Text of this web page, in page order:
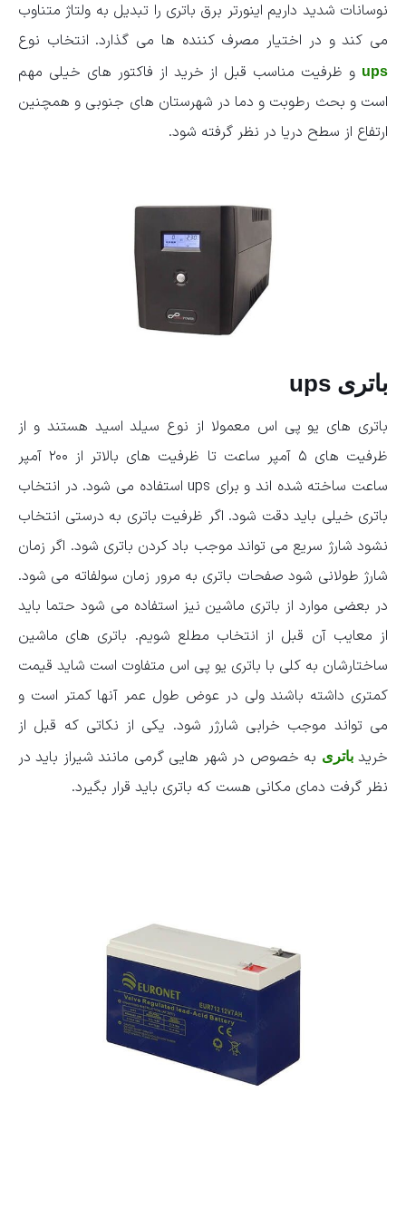
نوسانات شدید داریم اینورتر برق باتری را تبدیل به ولتاژ متناوب
می کند و در اختیار مصرف کننده ها می گذارد. انتخاب نوع
ups و ظرفیت مناسب قبل از خرید از فاکتور های خیلی مهم
است و بحث رطوبت و دما در شهرستان های جنوبی و همچنین
ارتفاع از سطح دریا در نظر گرفته شود.
باتری ups
باتری های یو پی اس معمولا از نوع سیلد اسید هستند و از
ظرفیت های ۵ آمپر ساعت تا ظرفیت های بالاتر از ۲۰۰ آمپر
ساعت ساخته شده اند و برای ups استفاده می شود. در انتخاب
باتری خیلی باید دقت شود. اگر ظرفیت باتری به درستی انتخاب
نشود شارژ سریع می تواند موجب باد کردن باتری شود. اگر زمان
شارژ طولانی شود صفحات باتری به مرور زمان سولفاته می شود.
در بعضی موارد از باتری ماشین نیز استفاده می شود حتما باید
از معایب آن قبل از انتخاب مطلع شویم. باتری های ماشین
ساختارشان به کلی با باتری یو پی اس متفاوت است شاید قیمت
کمتری داشته باشند ولی در عوض طول عمر آنها کمتر است و
می تواند موجب خرابی شارژر شود. یکی از نکاتی که قبل از
خریدباتری به خصوص در شهر هایی گرمی مانند شیراز باید در
نظر گرفت دمای مکانی هست که باتری باید قرار بگیرد.